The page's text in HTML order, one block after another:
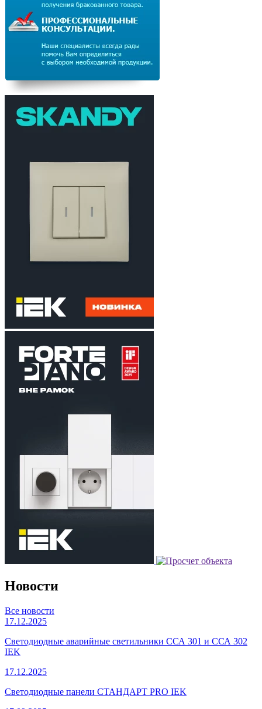
Новости
Все новости
17.12.2025
Светодиодные аварийные светильники ССА 301 и ССА 302
IEK
17.12.2025
Светодиодные панели СТАНДАРТ PRO IEK